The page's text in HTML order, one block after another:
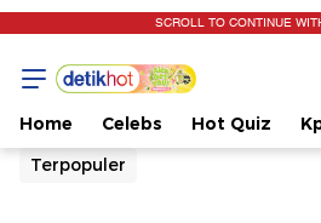
SCROLL TO CONTINUE
Home Celebs Hot Quiz
Terpopuler